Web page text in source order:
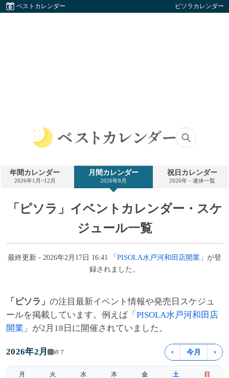
ベストカレンダー ピソラカレンダー
ト
カ
ダ
ー
年間カレンダー
2026年1月~12月
月間カレンダー
2026年8月
祝日カレンダー
2026年・連休一覧
「ピソラ」イベントカレンダー・スケ
ジュール一覧
最終更新 - 2026年2月17日 16:41 「PISOLA水戸河和田店開業 」が登
録されました。
「ピソラ」 の注目最新イベント情報や発売日スケジュ
ールを掲載しています。例えば「 PISOLA水戸河和田店
開業 」が2月18日に開催されていました。
2026年2月 終了 ‹ 今月 ›
月 火 水 木 金 土 日